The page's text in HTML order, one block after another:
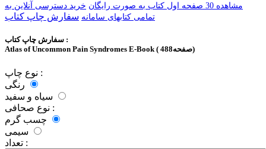
ﻣﺸﺎﻫﺪﻩ 30 ﺻﻔﺤﻪ اﻭﻝ ﮐﺘﺎﺏ ﺑﻪ ﺻﻮﺭﺕ ﺭاﯾﮕﺎﻥ
خرید دسترسی آنلاین به
تمامی کتابهای سامانه سفارش چاپ کتاب
سفارش چاپ کتاب :
Atlas of Uncommon Pain Syndromes E-Book ( 488صفحه)
نوع چاپ :
رنگی
سیاه و سفید
نوع صحافی :
تعداد :